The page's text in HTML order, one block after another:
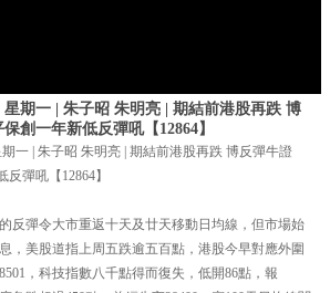
星期一 | 朱子昭 朱明亮 | 期結前港股再跌 博
創一年新低反彈吼【12864】
期一 | 朱子昭 朱明亮 | 期結前港股再跌 博反彈牛證
反彈吼【12864】
反彈令大市重返十天及廿天移動日均線，但市場始
，美股道指上周五跌逾五百點，港股今早對應外圍
，科技指數八千點得而復失，低開86點，報